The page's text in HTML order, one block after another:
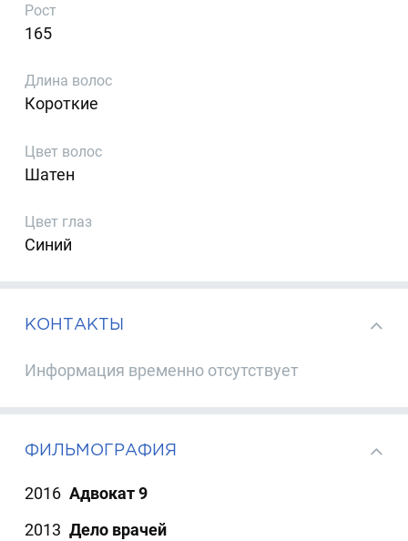
Рост
165
Длина волос
Короткие
Цвет волос
Шатен
Цвет глаз
Синий
КОНТАКТЫ
Информация временно отсутствует
ФИЛЬМОГРАФИЯ
2016 Адвокат 9
2013 Дело врачей